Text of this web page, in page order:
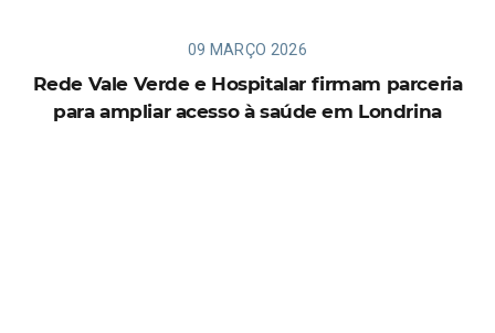
09 MARÇO 2026
Rede Vale Verde e Hospitalar firmam parceria
para ampliar acesso à saúde em Londrina